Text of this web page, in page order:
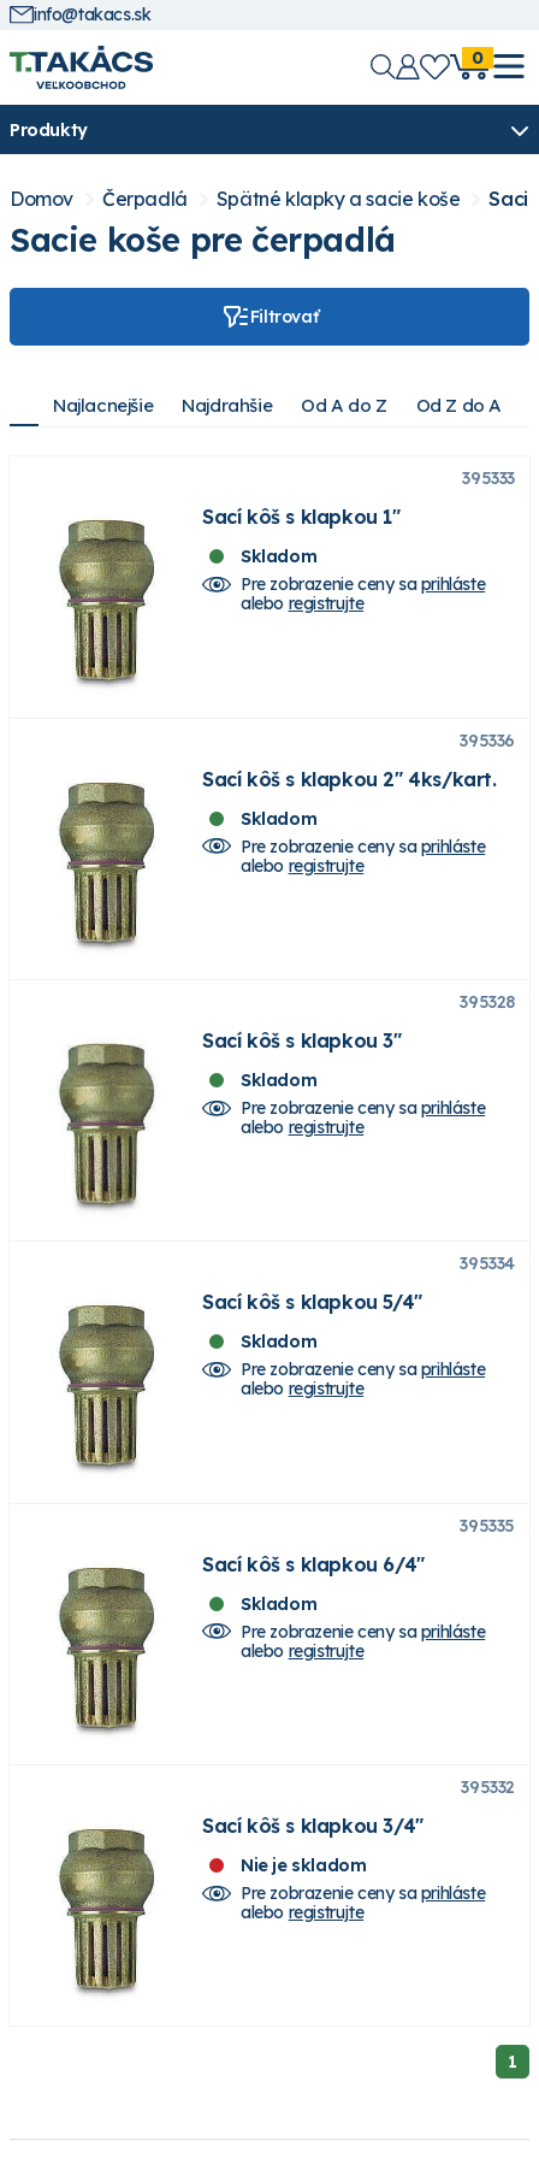
info@takacs.sk
0
Produkty
Domov Čerpadlá Spätné klapky a sacie koše
Sacie koše pre čerpadlá
Filtrovať
Najlacnejšie Najdrahšie Od A do Z Od Z do A
395333
Sací kôš s klapkou 1"
Skladom
Pre zobrazenie ceny saprihláste
alebo registrujte
395336
Sací kôš s klapkou 2" 4ks/kart.
Skladom
Pre zobrazenie ceny saprihláste
alebo registrujte
395328
Sací kôš s klapkou 3"
Skladom
Pre zobrazenie ceny saprihláste
alebo registrujte
395334
Sací kôš s klapkou 5/4"
Skladom
Pre zobrazenie ceny saprihláste
alebo registrujte
395335
Sací kôš s klapkou 6/4"
Skladom
Pre zobrazenie ceny saprihláste
alebo registrujte
395332
Sací kôš s klapkou 3/4"
Nie je skladom
Pre zobrazenie ceny saprihláste
alebo registrujte
1